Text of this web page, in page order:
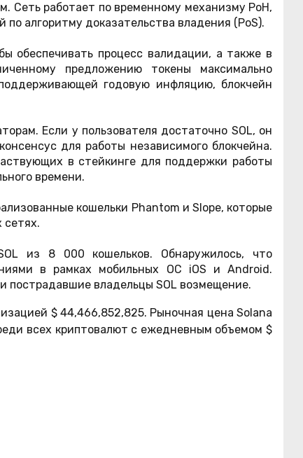
Сеть работает по временному механизму PoH,
алгоритму доказательства владения (PoS).
обеспечивать процесс валидации, а также в
предложению токены максимально
годовую инфляцию, блокчейн
Если у пользователя достаточно SOL, он
для работы независимого блокчейна.
в стейкинге для поддержки работы
времени.
кошельки Phantom и Slope, которые
сетях.
из 8 000 кошельков. Обнаружилось, что
в рамках мобильных ОС iOS и Android.
пострадавшие владельцы SOL возмещение.
$ 44,466,852,825. Рыночная цена Solana
всех криптовалют с ежедневным объемом$